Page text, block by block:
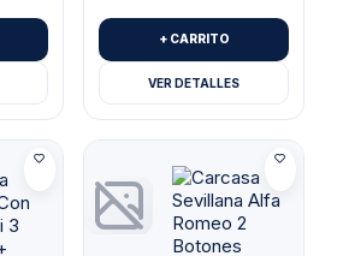
+ CARRITO
VER DETALLES